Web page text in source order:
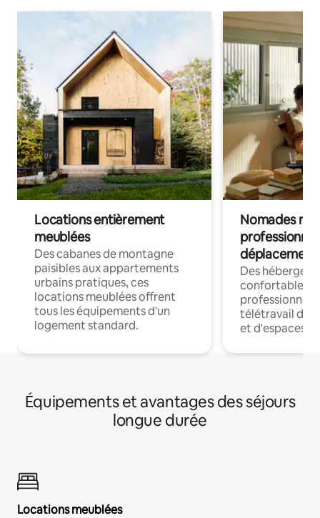
Locations entièrement
meublées
Des cabanes de montagne
paisibles aux appartements
urbains pratiques, ces
locations meublées offrent
tous les équipements d'un
logement standard.
Nomades
déplacement
Des
confortables
professionnels
télétravail
et d'espaces
Équipements et avantages des séjours
longue durée
Locations meublées